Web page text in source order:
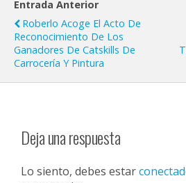
Entrada Anterior
Roberlo Acoge El Acto De
Reconocimiento De Los
Ganadores De Catskills De
Carrocería Y Pintura
Deja una respuesta
Lo siento, debes estar